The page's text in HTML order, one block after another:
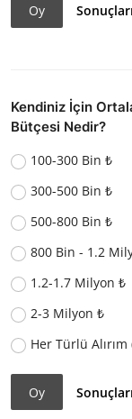
Oy
Kendiniz İçin
Bütçesi Nedir?
100-300 Bin ₺
300-500 Bin ₺
500-800 Bin ₺
800 Bin - 1.2
1.2-1.7 Milyon ₺
2-3 Milyon ₺
Her Türlü
Oy